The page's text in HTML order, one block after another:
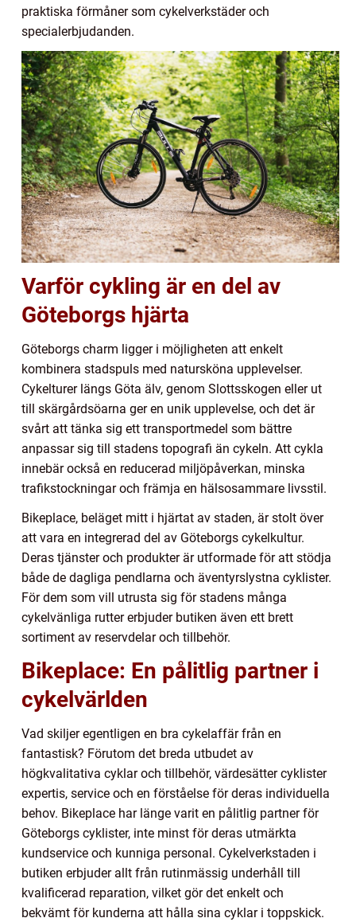
praktiska förmåner som cykelverkstäder och
specialerbjudanden.
Varför cykling är en del av
Göteborgs hjärta
Göteborgs charm ligger i möjligheten att enkelt
kombinera stadspuls med natursköna upplevelser.
Cykelturer längs Göta älv, genom Slottsskogen eller ut
till skärgårdsöarna ger en unik upplevelse, och det är
svårt att tänka sig ett transportmedel som bättre
anpassar sig till stadens topografi än cykeln. Att cykla
innebär också en reducerad miljöpåverkan, minska
trafikstockningar och främja en hälsosammare livsstil.
Bikeplace, beläget mitt i hjärtat av staden, är stolt över
att vara en integrerad del av Göteborgs cykelkultur.
Deras tjänster och produkter är utformade för att stödja
både de dagliga pendlarna och äventyrslystna cyklister.
För dem som vill utrusta sig för stadens många
cykelvänliga rutter erbjuder butiken även ett brett
sortiment av reservdelar och tillbehör.
Bikeplace: En pålitlig partner i
cykelvärlden
Vad skiljer egentligen en bra cykelaffär från en
fantastisk? Förutom det breda utbudet av
högkvalitativa cyklar och tillbehör, värdesätter cyklister
expertis, service och en förståelse för deras individuella
behov. Bikeplace har länge varit en pålitlig partner för
Göteborgs cyklister, inte minst för deras utmärkta
kundservice och kunniga personal. Cykelverkstaden i
butiken erbjuder allt från rutinmässig underhåll till
kvalificerad reparation, vilket gör det enkelt och
bekvämt för kunderna att hålla sina cyklar i toppskick.